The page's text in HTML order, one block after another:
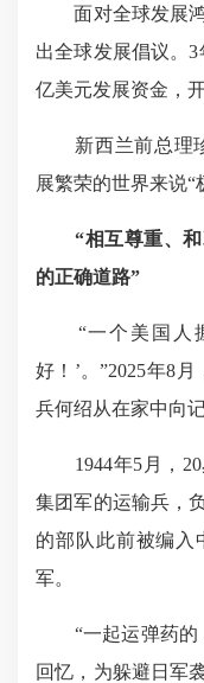
面对全球发展鸿
出全球发展倡议。
亿美元发展资金，
新西兰前总理珍
展繁荣的世界来说“
“相互尊重、
的正确道路”
“一个美国人握
好！’。”2025年8
兵何绍从在家中向
1944年5月，20
集团军的运输兵，
的部队此前被编入
军。
“一起运弹药的
回忆，为躲避日军